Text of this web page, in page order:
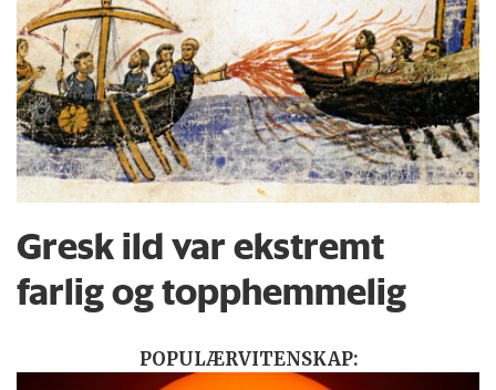
Gresk ild var ekstremt
farlig og topphemmelig
POPULÆRVITENSKAP: